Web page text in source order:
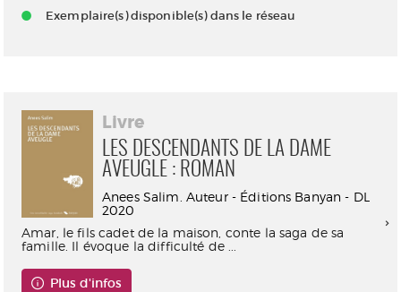
Exemplaire(s) disponible(s) dans le réseau
Livre
LES DESCENDANTS DE LA DAME
AVEUGLE : ROMAN
Anees Salim. Auteur - Éditions Banyan - DL
2020
Amar, le fils cadet de la maison, conte la saga de sa
famille. Il évoque la difficulté de ...
Plus d'infos